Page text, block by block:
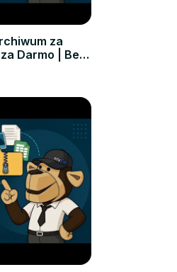
za
Darmo | Bez